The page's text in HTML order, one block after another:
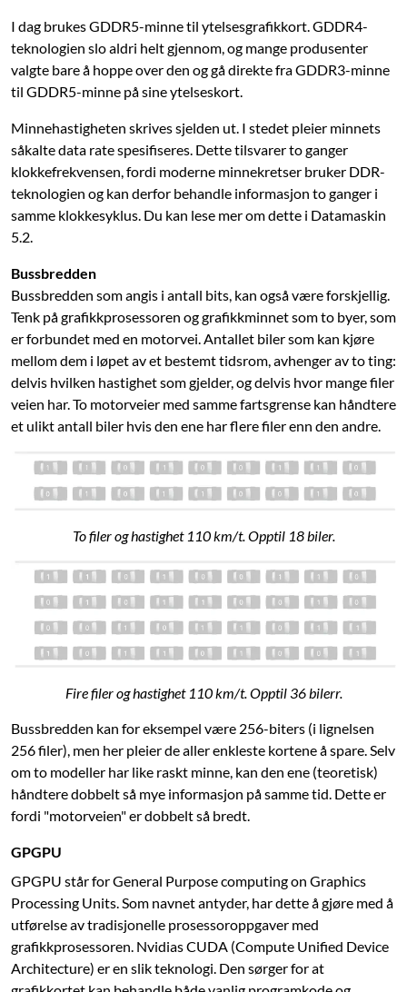
I dag brukes GDDR5-minne til ytelsesgrafikkort. GDDR4-
teknologien slo aldri helt gjennom, og mange produsenter
valgte bare å hoppe over den og gå direkte fra GDDR3-minne
til GDDR5-minne på sine ytelseskort.
Minnehastigheten skrives sjelden ut. I stedet pleier minnets
såkalte data rate spesifiseres. Dette tilsvarer to ganger
klokkefrekvensen, fordi moderne minnekretser bruker DDR-
teknologien og kan derfor behandle informasjon to ganger i
samme klokkesyklus. Du kan lese mer om dette i Datamaskin
5.2.
Bussbredden
Bussbredden som angis i antall bits, kan også være forskjellig.
Tenk på grafikkprosessoren og grafikkminnet som to byer, som
er forbundet med en motorvei. Antallet biler som kan kjøre
mellom dem i løpet av et bestemt tidsrom, avhenger av to ting:
delvis hvilken hastighet som gjelder, og delvis hvor mange filer
veien har. To motorveier med samme fartsgrense kan håndtere
et ulikt antall biler hvis den ene har flere filer enn den andre.
To filer og hastighet 110 km/t. Opptil 18 biler.
Fire filer og hastighet 110 km/t. Opptil 36 bilerr.
Bussbredden kan for eksempel være 256-biters (i lignelsen
256 filer), men her pleier de aller enkleste kortene å spare. Selv
om to modeller har like raskt minne, kan den ene (teoretisk)
håndtere dobbelt så mye informasjon på samme tid. Dette er
fordi "motorveien" er dobbelt så bredt.
GPGPU
GPGPU står for General Purpose computing on Graphics
Processing Units. Som navnet antyder, har dette å gjøre med å
utførelse av tradisjonelle prosessoroppgaver med
grafikkprosessoren. Nvidias CUDA (Compute Unified Device
Architecture) er en slik teknologi. Den sørger for at